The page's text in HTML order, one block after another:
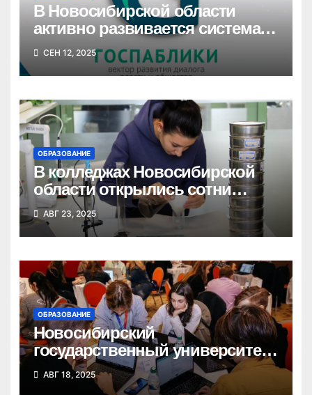
В Новосибирской области
активно развивается система
госпабликов для создания
единой цифровой среды
СЕН 12, 2025
ОБРАЗОВАНИЕ
В колледжах Новосибирской
области открылись сотни
новых бюджетных мест
АВГ 23, 2025
ОБРАЗОВАНИЕ
Новосибирский
государственный университет
победил в федеральном
конкурсе стартап-студий
АВГ 18, 2025